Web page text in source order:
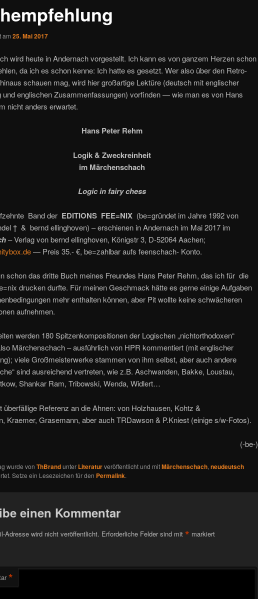
am 25. Mai 2017
wird heute in Andernach vorgestellt. Ich kann es von ganzem Herzen schon
da ich es schon kenne: Ich hatte es gesetzt. Wer also über den Retro-
schauen mag, wird hier großartige Lektüre (deutsch mit englischer
und englischen Zusammenfassungen) vorfinden — wie man es von Hans
nicht anders erwartet.
Hans Peter Rehm
Logik & Zweckreinheit
im Märchenschach
Logic in fairy chess
Band der EDITIONS FEE=NIX (be=gründet im Jahre 1992von
† & bernd ellinghoven) – erschienen in Andernach im Mai 2017 im
– Verlag von bernd ellinghoven, Königstr 3, D-52064 Aachen;
— Preis 35.- €, be=zahlbar aufs feenschach- Konto.
schon das dritte Buch meines Freundes Hans Peter Rehm, das ich für die
drucken durfte. Für meinen Geschmack hätte es gerne einige Aufgaben
mehr enthalten können, aber Pit wollte keine schwächeren
aufnehmen.
werden 180 Spitzenkompositionen der Logischen „nichtorthodoxen“
Märchenschach – ausführlich von HPR kommentiert (mit englischer
viele Großmeisterwerke stammen von ihm selbst, aber auch andere
sind ausreichend vertreten, wie z.B. Aschwanden, Bakke, Loustau,
Shankar Ram, Tribowski, Wenda, Widlert…
überfällige Referenz an die Ahnen: von Holzhausen, Kohtz &
Kraemer, Grasemann, aber auch TRDawson & P.Kniest (einige s/w-Fotos).
(-be-)
wurde von ThBrandunter Literaturveröffentlicht und mitMärchenschach,neudeutsch
Setze ein Lesezeichen für den Permalink.
einen Kommentar
Adresse wird nicht veröffentlicht. Erforderliche Felder sind mit * markiert
*